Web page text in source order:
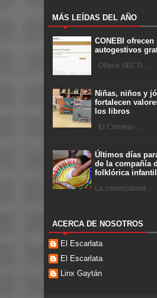
MÁS LEÍDAS DEL AÑO
CONEBI
autogestivos
Ofrece SECTI ...
Niñas, niños y
fortalecen
los libros
El Consejo ...
Últimos días
de la compañía
folklórica infantil
La convocatoria ...
ACERCA DE NOSOTROS
El Escarlata
El Escarlata
Linx Gaytán